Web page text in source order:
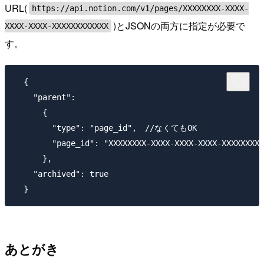
URL(
https://api.notion.com/v1/pages/XXXXXXXX-XXXX-
XXXX-XXXX-XXXXXXXXXXXX )とJSONの両方に指定が必要で
す。
  {
    "parent":
      {
        "type": "page_id",　//なくてもOK
"page_id": "XXXXXXXX-XXXX-XXXX-XXXX-
      },
    "archived": true
あとがき